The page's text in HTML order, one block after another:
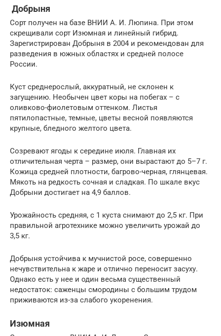
Добрыня
Сорт получен на базе ВНИИ А. И. Люпина. При этом
скрещивали сорт Изюмная и линейный гибрид.
Зарегистрирован Добрыня в 2004 и рекомендован для
разведения в южных областях и средней полосе
России.
Куст среднерослый, аккуратный, не склонен к
загущению. Необычен цвет коры на побегах – с
оливково-фиолетовым оттенком. Листья
пятилопастные, темные, цветы весной появляются
крупные, бледного желтого цвета.
Созревают ягоды к середине июля. Главная их
отличительная черта – размер, они вырастают до 5–7 г.
Кожица средней плотности, багрово-черная, глянцевая.
Мякоть на редкость сочная и сладкая. По шкале вкус
Добрыни достигает на 4,9 баллов.
Урожайность средняя, с 1 куста снимают до 2,5 кг. При
правильной агротехнике можно увеличить урожай до
3,5 кг.
Добрыня устойчива к мучнистой росе, совершенно
нечувствительна к жаре и отлично переносит засуху.
Однако есть у нее и один весьма существенный
недостаток: саженцы смородины с большим трудом
приживаются из-за слабого укоренения.
Изюмная